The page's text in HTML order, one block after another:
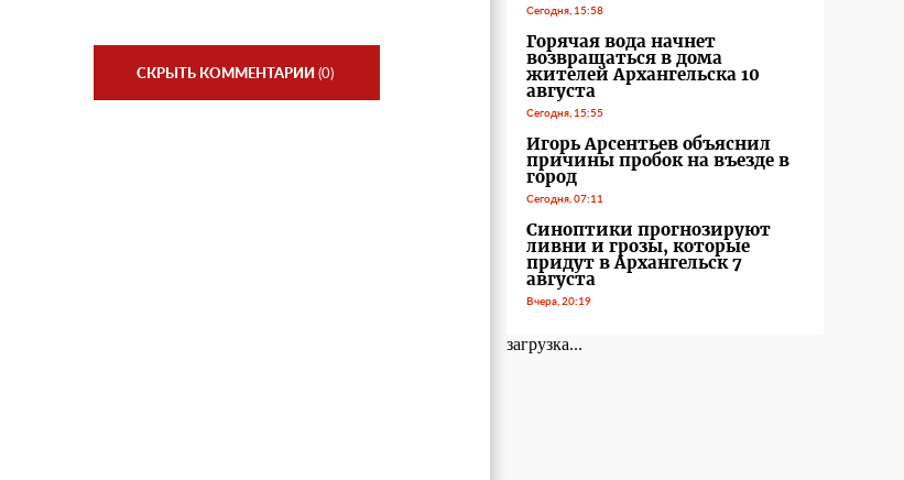
СКРЫТЬ КОММЕНТАРИИ (0)
Сегодня, 15:58
Горячая вода начнет
возвращаться в дома
жителей Архангельска 10
августа
Сегодня, 15:55
Игорь Арсентьев объяснил
причины пробок на въезде в
город
Сегодня, 07:11
Синоптики прогнозируют
ливни и грозы, которые
придут в Архангельск 7
августа
Вчера, 20:19
загрузка...